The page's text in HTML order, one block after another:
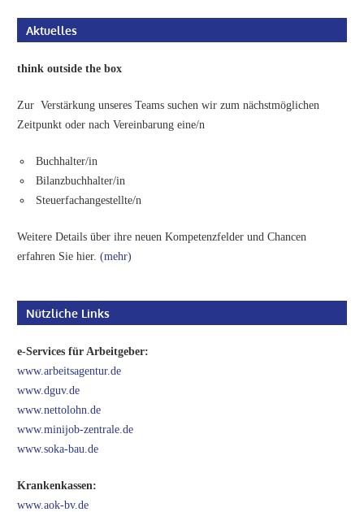
Aktuelles
think outside the box
Zur Verstärkung unseres Teams suchen wir zum nächstmöglichen
Zeitpunkt oder nach Vereinbarung eine/n
Buchhalter/in
Bilanzbuchhalter/in
Steuerfachangestellte/n
Weitere Details über ihre neuen Kompetenzfelder und Chancen
erfahren Sie hier. (mehr)
Nützliche Links
e-Services für Arbeitgeber:
www.arbeitsagentur.de
www.dguv.de
www.nettolohn.de
www.minijob-zentrale.de
www.soka-bau.de
Krankenkassen:
www.aok-bv.de